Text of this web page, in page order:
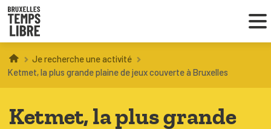
Infos parents
Je recherche une activité
Ketmet, la plus grande plaine de jeux couverte à Bruxelles
Ketmet, la plus grande